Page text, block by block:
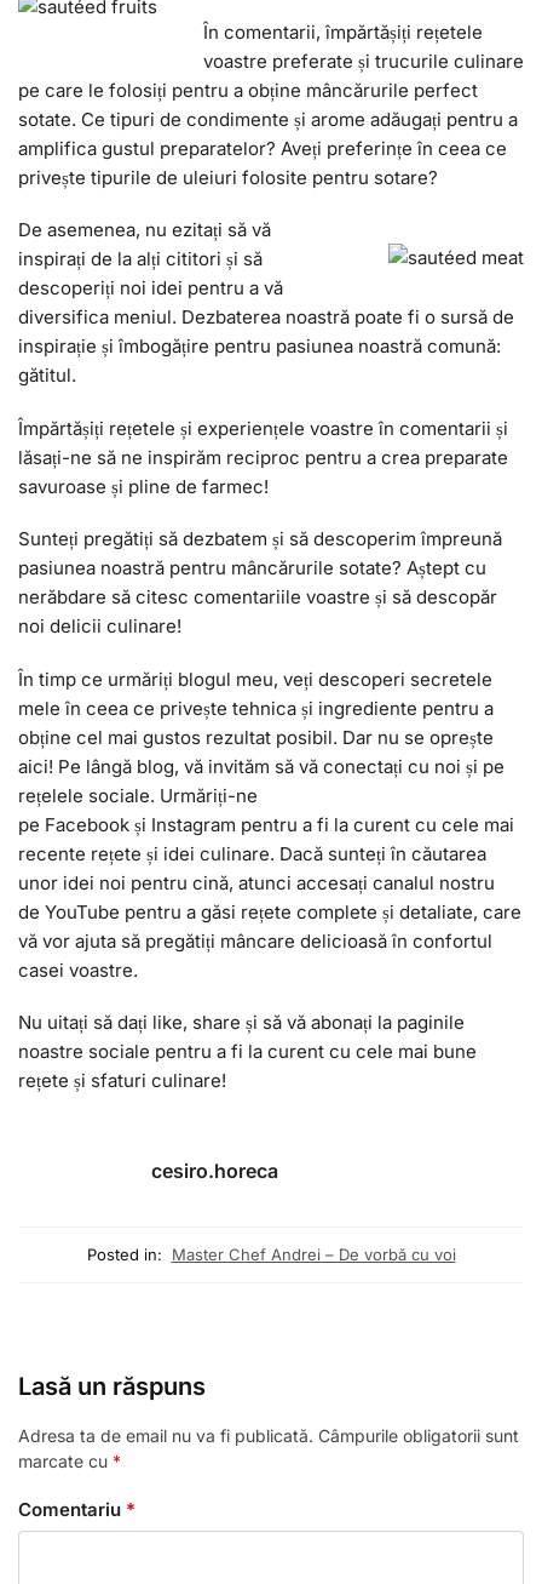
În comentarii, împărtășiți rețetele
voastre preferate și trucurile culinare
pe care le folosiți pentru a obține mâncărurile perfect
sotate. Ce tipuri de condimente și arome adăugați pentru a
amplifica gustul preparatelor? Aveți preferințe în ceea ce
privește tipurile de uleiuri folosite pentru sotare?
De asemenea, nu ezitați să vă
inspirați de la alți cititori și să
descoperiți noi idei pentru a vă
diversifica meniul. Dezbaterea noastră poate fi o sursă de
inspirație și îmbogățire pentru pasiunea noastră comună:
gătitul.
Împărtășiți rețetele și experiențele voastre în comentarii și
lăsați-ne să ne inspirăm reciproc pentru a crea preparate
savuroase și pline de farmec!
Sunteți pregătiți să dezbatem și să descoperim împreună
pasiunea noastră pentru mâncărurile sotate? Aștept cu
nerăbdare să citesc comentariile voastre și să descopăr
noi delicii culinare!
În timp ce urmăriți blogul meu, veți descoperi secretele
mele în ceea ce privește tehnica și ingrediente pentru a
obține cel mai gustos rezultat posibil. Dar nu se oprește
aici! Pe lângă blog, vă invităm să vă conectați cu noi și pe
rețelele sociale. Urmăriți-ne
pe Facebook și Instagram pentru a fi la curent cu cele mai
recente rețete și idei culinare. Dacă sunteți în căutarea
unor idei noi pentru cină, atunci accesați canalul nostru
de YouTube pentru a găsi rețete complete și detaliate, care
vă vor ajuta să pregătiți mâncare delicioasă în confortul
casei voastre.
Nu uitați să dați like, share și să vă abonați la paginile
noastre sociale pentru a fi la curent cu cele mai bune
rețete și sfaturi culinare!
cesiro.horeca
Posted in: Master Chef Andrei – De vorbă cu voi
Lasă un răspuns
Adresa ta de email nu va fi publicată. Câmpurile obligatorii sunt
marcate cu *
Comentariu *